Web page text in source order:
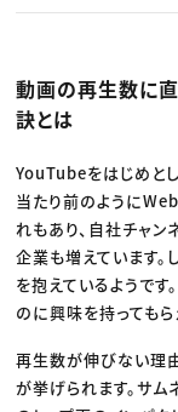
デザイン
編集・ライティン
マーケティング
ディレクション
業界解説・キャリ
TOP Creator’s
Webクリエイタ
アプリクリエイ
ゲームクリエイタ
映像クリエイター
クリエイターイ
C＆R Magazine
セミナー
ニュース・トレン
Web
映像
ゲーム・エンタメ
広告
出版
CREATIVE
プロ
動画の再生数に
訣とは
YouTubeをはじめと
当たり前のように
れもあり、自社チャン
企業も増えています
を抱えているようです
のに興味を持ってもら
再生数が伸びない理由
が挙げられます。サム